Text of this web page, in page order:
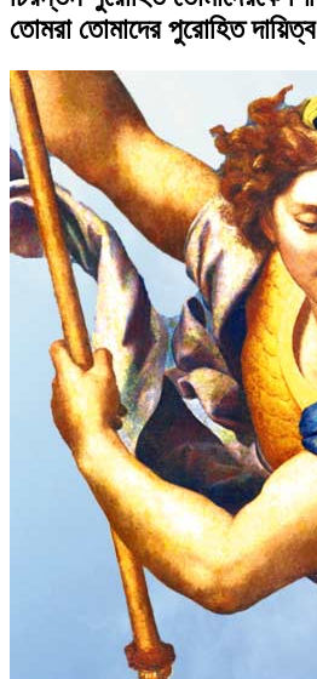
তোমরা তোমাদের পুরোহিত